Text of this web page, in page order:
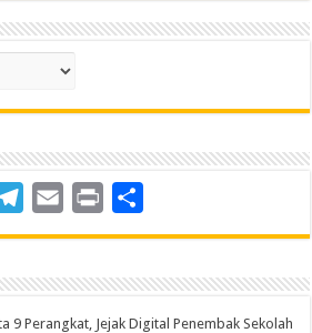
Telegram
Email Print
9 Perangkat, Jejak Digital Penembak Sekolah